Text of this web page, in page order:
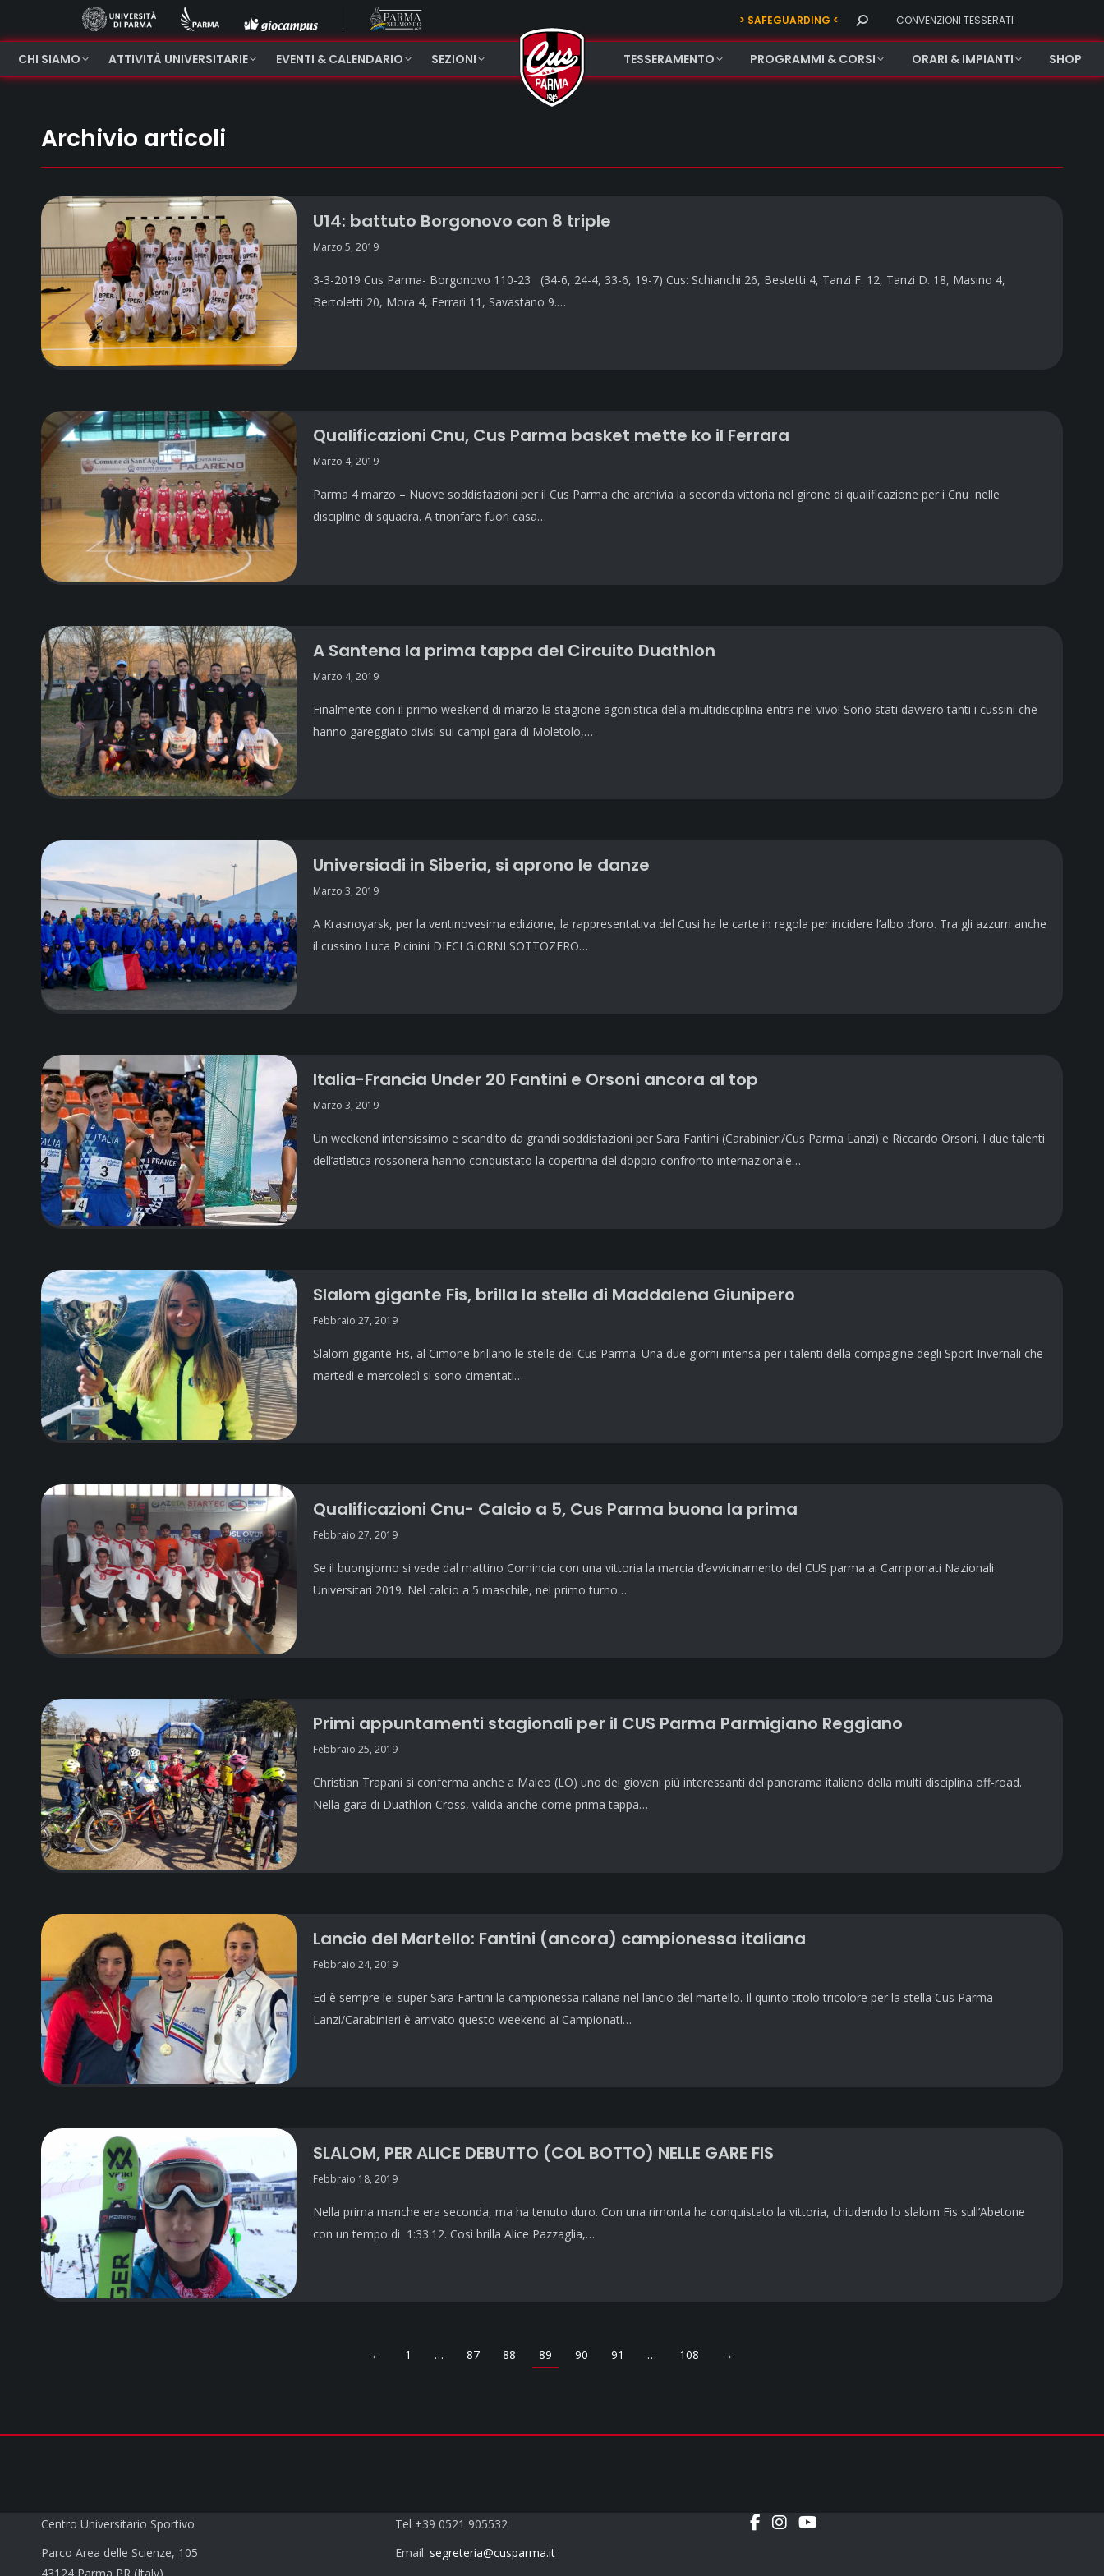
> SAFEGUARDING < Search: CONVENZIONI TESSERATI
CHI SIAMO ATTIVITÀ UNIVERSITARIE EVENTI & CALENDARIO SEZIONI TESSERAMENTO PROGRAMMI & CORSI ORARI & IMPIANTI SHOP
Archivio articoli
U14: battuto Borgonovo con 8 triple
Marzo 5, 2019
3-3-2019 Cus Parma- Borgonovo 110-23 (34-6, 24-4, 33-6, 19-7) Cus: Schianchi 26, Bestetti 4, Tanzi F. 12, Tanzi D. 18, Masino 4,
Bertoletti 20, Mora 4, Ferrari 11, Savastano 9.…
Qualificazioni Cnu, Cus Parma basket mette ko il Ferrara
Marzo 4, 2019
Parma 4 marzo – Nuove soddisfazioni per il Cus Parma che archivia la seconda vittoria nel girone di qualificazione per i Cnu nelle
discipline di squadra. A trionfare fuori casa…
A Santena la prima tappa del Circuito Duathlon
Marzo 4, 2019
Finalmente con il primo weekend di marzo la stagione agonistica della multidisciplina entra nel vivo! Sono stati davvero tanti i cussini che
hanno gareggiato divisi sui campi gara di Moletolo,…
Universiadi in Siberia, si aprono le danze
Marzo 3, 2019
A Krasnoyarsk, per la ventinovesima edizione, la rappresentativa del Cusi ha le carte in regola per incidere l’albo d’oro. Tra gli azzurri anche
il cussino Luca Picinini DIECI GIORNI SOTTOZERO…
Italia-Francia Under 20 Fantini e Orsoni ancora al top
Marzo 3, 2019
Un weekend intensissimo e scandito da grandi soddisfazioni per Sara Fantini (Carabinieri/Cus Parma Lanzi) e Riccardo Orsoni. I due talenti
dell’atletica rossonera hanno conquistato la copertina del doppio confronto internazionale…
Slalom gigante Fis, brilla la stella di Maddalena Giunipero
Febbraio 27, 2019
Slalom gigante Fis, al Cimone brillano le stelle del Cus Parma. Una due giorni intensa per i talenti della compagine degli Sport Invernali che
martedì e mercoledì si sono cimentati…
Qualificazioni Cnu- Calcio a 5, Cus Parma buona la prima
Febbraio 27, 2019
Se il buongiorno si vede dal mattino Comincia con una vittoria la marcia d’avvicinamento del CUS parma ai Campionati Nazionali
Universitari 2019. Nel calcio a 5 maschile, nel primo turno…
Primi appuntamenti stagionali per il CUS Parma Parmigiano Reggiano
Febbraio 25, 2019
Christian Trapani si conferma anche a Maleo (LO) uno dei giovani più interessanti del panorama italiano della multi disciplina off-road.
Nella gara di Duathlon Cross, valida anche come prima tappa…
Lancio del Martello: Fantini (ancora) campionessa italiana
Febbraio 24, 2019
Ed è sempre lei super Sara Fantini la campionessa italiana nel lancio del martello. Il quinto titolo tricolore per la stella Cus Parma
Lanzi/Carabinieri è arrivato questo weekend ai Campionati…
SLALOM, PER ALICE DEBUTTO (COL BOTTO) NELLE GARE FIS
Febbraio 18, 2019
Nella prima manche era seconda, ma ha tenuto duro. Con una rimonta ha conquistato la vittoria, chiudendo lo slalom Fis sull’Abetone
con un tempo di 1:33.12. Così brilla Alice Pazzaglia,…
← 1 … 87 88 89 90 91 … 108 →
Centro Universitario Sportivo
Parco Area delle Scienze, 105
Tel +39 0521 905532
Email: segreteria@cusparma.it